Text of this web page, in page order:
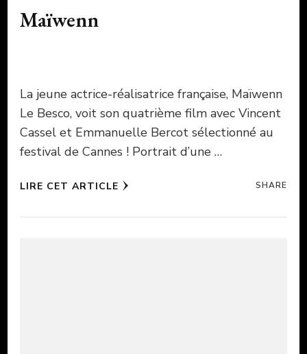
Maïwenn
La jeune actrice-réalisatrice française, Maïwenn
Le Besco, voit son quatrième film avec Vincent
Cassel et Emmanuelle Bercot sélectionné au
festival de Cannes ! Portrait d’une …
LIRE CET ARTICLE SHARE